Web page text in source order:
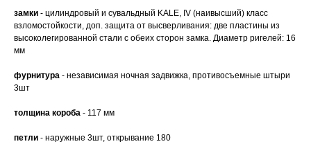
замки - цилиндровый и сувальдный KALE, IV (наивысший) класс
взломостойкости, доп. защита от высверливания: две пластины из
высоколегированной стали с обеих сторон замка. Диаметр ригелей: 16
мм
фурнитура - независимая ночная задвижка, противосъемные штыри
3шт
толщина короба - 117 мм
петли - наружные 3шт, открывание 180